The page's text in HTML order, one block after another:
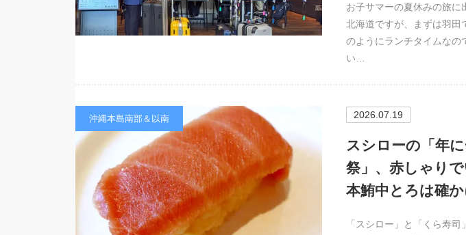
お子サマーの夏休みの旅に
北海道ですが、まずは羽田
のようにランチタイムなの
い…
沖縄本島南部＆以南 2026.07.19
スシローの「年
祭」、赤しゃり
本鮪中とろは確
「スシロー」と「くら寿